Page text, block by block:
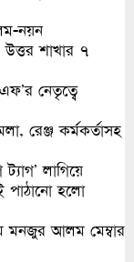
নয়ন
শাখার ৭
নেতৃত্বে
রেঞ্জ কর্মকর্তাসহ
ট্যাগ’ লাগিয়ে
পাঠানো হলো
মনজুর আলম মেম্বার